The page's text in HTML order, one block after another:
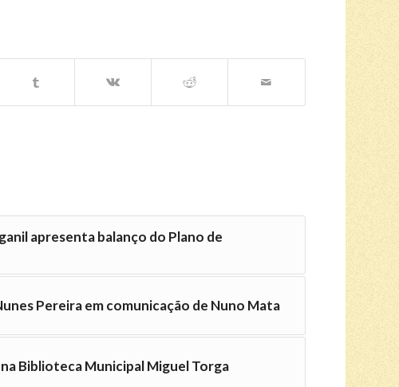
apresenta balanço do Plano de
Pereira em comunicação de Nuno Mata
Biblioteca Municipal Miguel Torga